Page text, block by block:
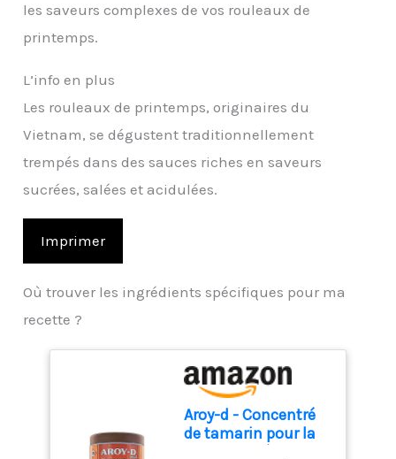
les saveurs complexes de vos rouleaux de
printemps.
L’info en plus
Les rouleaux de printemps, originaires du
Vietnam, se dégustent traditionnellement
trempés dans des sauces riches en saveurs
sucrées, salées et acidulées.
Imprimer
Où trouver les ingrédients spécifiques pour ma
recette ?
Aroy-d - Concentré
de tamarin pour la